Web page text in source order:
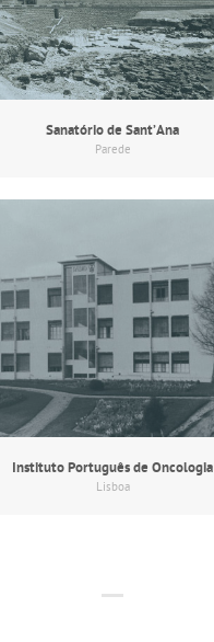
Sanatório de Sant’Ana
Parede
Instituto Português de Oncologia
Lisboa